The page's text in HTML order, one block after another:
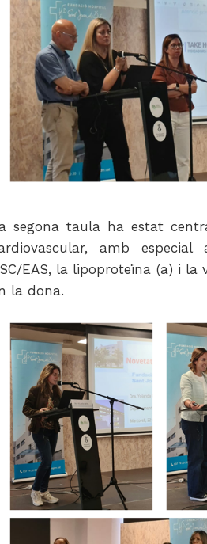
segona taula ha estat
amb
EAS, la lipoproteïna (a) i la
la dona.